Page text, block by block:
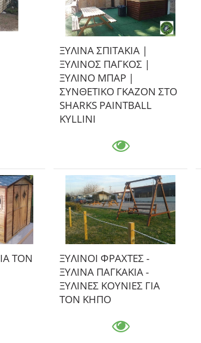
ΞΥΛΙΝΑ ΣΠΙΤΑΚΙΑ |
ΞΥΛΙΝΟΣ ΠΑΓΚΟΣ |
ΞΥΛΙΝΟ ΜΠΑΡ |
ΣΥΝΘΕΤΙΚΟ ΓΚΑΖΟΝ ΣΤΟ
SHARKS PAINTBALL
KYLLINI
ΤΟΝ
ΞΥΛΙΝΟΙ ΦΡΑΧΤΕΣ -
ΞΥΛΙΝΑ ΠΑΓΚΑΚΙΑ -
ΞΥΛΙΝΕΣ ΚΟΥΝΙΕΣ ΓΙΑ
ΤΟΝ ΚΗΠΟ